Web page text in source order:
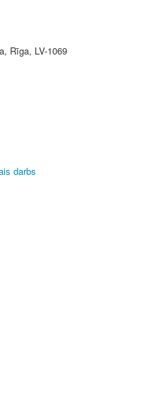
, Rīga, LV-1069
darbs